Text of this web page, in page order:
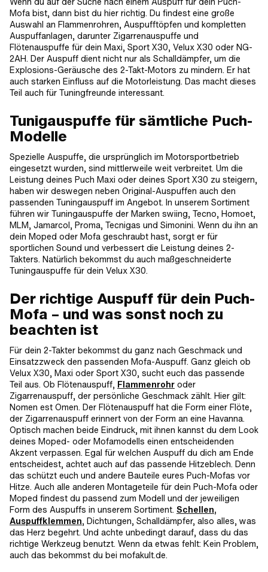
Mofa bist, dann bist du hier richtig. Du findest eine große
Auswahl an Flammenrohren, Auspufftöpfen und kompletten
Auspuffanlagen, darunter Zigarrenauspuffe und
Flötenauspuffe für dein Maxi, Sport X30, Velux X30 oder NG-
2AH. Der Auspuff dient nicht nur als Schalldämpfer, um die
Explosions-Geräusche des 2-Takt-Motors zu mindern. Er hat
auch starken Einfluss auf die Motorleistung. Das macht dieses
Teil auch für Tuningfreunde interessant.
Tunigauspuffe für sämtliche Puch-
Modelle
Spezielle Auspuffe, die ursprünglich im Motorsportbetrieb
eingesetzt wurden, sind mittlerweile weit verbreitet. Um die
Leistung deines Puch Maxi oder deines Sport X30 zu steigern,
haben wir deswegen neben Original-Auspuffen auch den
passenden Tuningauspuff im Angebot. In unserem Sortiment
führen wir Tuningauspuffe der Marken swiing, Tecno, Homoet,
MLM, Jamarcol, Proma, Tecnigas und Simonini. Wenn du ihn an
dein Moped oder Mofa geschraubt hast, sorgt er für
sportlichen Sound und verbessert die Leistung deines 2-
Takters. Natürlich bekommst du auch maßgeschneiderte
Tuningauspuffe für dein Velux X30.
Der richtige Auspuff für dein Puch-
Mofa – und was sonst noch zu
beachten ist
Für dein 2-Takter bekommst du ganz nach Geschmack und
Einsatzzweck den passenden Mofa-Auspuff. Ganz gleich ob
Velux X30, Maxi oder Sport X30, sucht euch das passende
Teil aus. Ob Flötenauspuff, Flammenrohr oder
Zigarrenauspuff, der persönliche Geschmack zählt. Hier gilt:
Nomen est Omen. Der Flötenauspuff hat die Form einer Flöte,
der Zigarrenauspuff erinnert von der Form an eine Havanna.
Optisch machen beide Eindruck, mit ihnen kannst du dem Look
deines Moped- oder Mofamodells einen entscheidenden
Akzent verpassen. Egal für welchen Auspuff du dich am Ende
entscheidest, achtet auch auf das passende Hitzeblech. Denn
das schützt euch und andere Bauteile eures Puch-Mofas vor
Hitze. Auch alle anderen Montageteile für dein Puch-Mofa oder
Moped findest du passend zum Modell und der jeweiligen
Form des Auspuffs in unserem Sortiment. Schellen,
Auspuffklemmen, Dichtungen, Schalldämpfer, also alles, was
das Herz begehrt. Und achte unbedingt darauf, dass du das
richtige Werkzeug benutzt. Wenn da etwas fehlt: Kein Problem,
auch das bekommst du bei mofakult.de.